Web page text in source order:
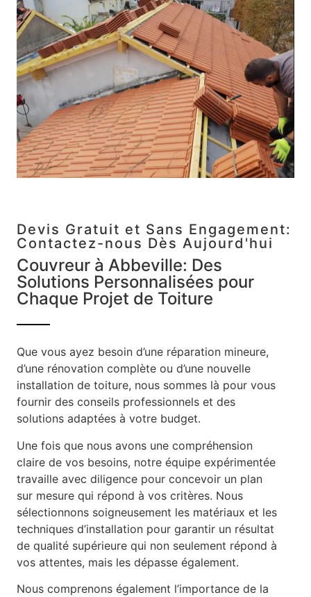
Devis Gratuit et Sans Engagement:
Contactez-nous Dès Aujourd'hui
Couvreur à Abbeville: Des
Solutions Personnalisées pour
Chaque Projet de Toiture
Que vous ayez besoin d’une réparation mineure,
d’une rénovation complète ou d’une nouvelle
installation de toiture, nous sommes là pour vous
fournir des conseils professionnels et des
solutions adaptées à votre budget.
Une fois que nous avons une compréhension
claire de vos besoins, notre équipe expérimentée
travaille avec diligence pour concevoir un plan
sur mesure qui répond à vos critères. Nous
sélectionnons soigneusement les matériaux et les
techniques d’installation pour garantir un résultat
de qualité supérieure qui non seulement répond à
vos attentes, mais les dépasse également.
Nous comprenons également l’importance de la